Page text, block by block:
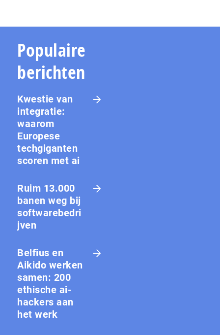
Populaire
berichten
Kwestie van
integratie:
waarom
Europese
techgiganten
scoren met ai
Ruim 13.000
banen weg bij
softwarebedri
jven
Belfius en
Aikido werken
samen: 200
ethische ai-
hackers aan
het werk